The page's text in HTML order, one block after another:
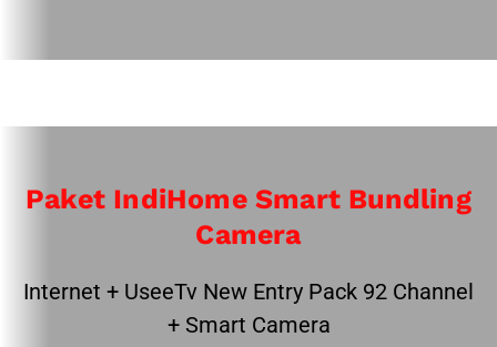
Paket IndiHome Smart Bundling
Camera
Internet + UseeTv New Entry Pack 92 Channel
+ Smart Camera